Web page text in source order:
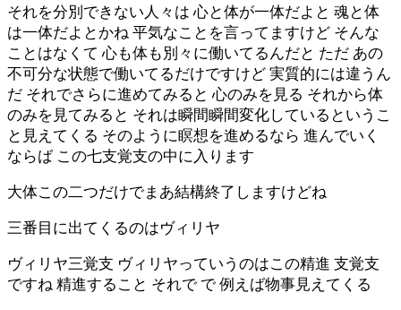
それを分別できない人々は 心と体が一体だよと 魂と体
は一体だよとかね 平気なことを言ってますけど そんな
ことはなくて 心も体も別々に働いてるんだと ただ あの
不可分な状態で働いてるだけですけど 実質的には違うん
だ それでさらに進めてみると 心のみを見る それから体
のみを見てみると それは瞬間瞬間変化しているというこ
と見えてくる そのように瞑想を進めるなら 進んでいく
ならば この七支覚支の中に入ります
大体この二つだけでまあ結構終了しますけどね
三番目に出てくるのはヴィリヤ
ヴィリヤ三覚支 ヴィリヤっていうのはこの精進 支覚支
ですね 精進すること それで で 例えば物事見えてくる